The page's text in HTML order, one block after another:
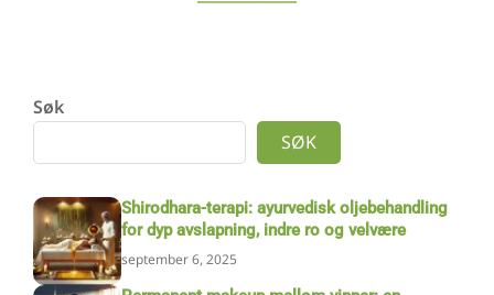
Søk
SØK
Shirodhara-terapi: ayurvedisk oljebehandling
for dyp avslapning, indre ro og velvære
september 6, 2025